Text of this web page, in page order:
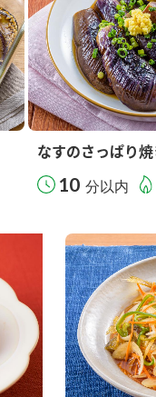
なすのさっぱり
10 分以内